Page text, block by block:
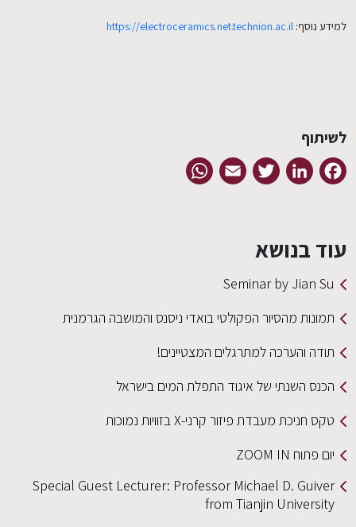
למידע נוסף: https://electroceramics.net.technion.ac.il
לשיתוף
Facebook
LinkedIn
Twitter
Email
עוד בנושא
Seminar by Jian Su
תמונות מהסיור הפקולטי בואדי ניסנס והמושבה הגרמנית
תודה והערכה למתרגלים המצטיינים!
הכנס השנתי של איגוד התפלת המים בישראל
טקס חניכת מעבדת פיזור קרני-X בזוויות נמוכות
יום פתוח ZOOM IN
Special Guest Lecturer: Professor Michael D. Guiver
from Tianjin University